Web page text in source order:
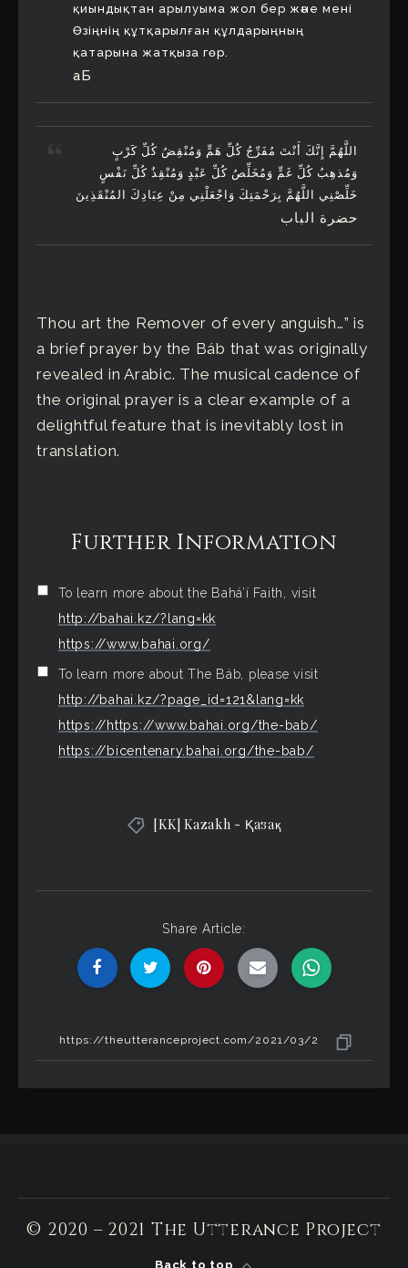
қиындықтан арылуыма жол бер және мені
Өзіңнің құтқарылған құлдарыңның
қатарына жатқыза гөр.
aБ
اللَّهُمَّ إِنَّكَ أَنْتَ مُفَرِّجُ كُلِّ هَمٍّ وَمُنْقِضُ كُلِّ كَرْبٍ
وَمُذهِبُ كُلِّ غَمٍّ وَمُخَلِّصُ كُلِّ عَبْدٍ وَمُنْقِذُ كُلِّ نَفْسٍ
خَلِّصْنِي اللَّهُمَّ بِرَحْمَتِكَ وَاجْعَلْنِي مِنْ عِبَادِكَ المُنْقَذِينَ
حضرة الباب
Thou art the Remover of every anguish…” is
a brief prayer by the Báb that was originally
revealed in Arabic. The musical cadence of
the original prayer is a clear example of a
delightful feature that is inevitably lost in
translation.
Further Information
To learn more about the Bahá’í Faith, visit
http://bahai.kz/?lang=kk
https://www.bahai.org/
To learn more about The Báb, please visit
http://bahai.kz/?page_id=121&lang=kk
https://https://www.bahai.org/the-bab/
https://bicentenary.bahai.org/the-bab/
[KK] Kazakh - Ⱪазақ
Share Article:
© 2020 – 2021 The Utterance Project
Back to top